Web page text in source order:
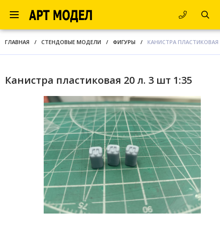
ГЛАВНАЯ / СТЕНДОВЫЕ МОДЕЛИ / ФИГУРЫ / КАНИСТРА ПЛАСТИКОВАЯ
Канистра пластиковая 20 л. 3 шт 1:35